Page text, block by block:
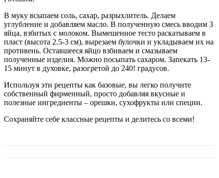
В муку всыпаем соль, сахар, разрыхлитель. Делаем
углубление и добавляем масло. В полученную смесь вводим 3
яйца, взбитых с молоком. Вымешенное тесто раскатываем в
пласт (высота 2.5-3 см), вырезаем булочки и укладываем их на
противень. Оставшееся яйцо взбиваем и смазываем
полученные изделия. Можно посыпать сахаром. Запекать 13-
15 минут в духовке, разогретой до 240! градусов.
Используя эти рецепты как базовые, вы легко получите
собственный фирменный, просто добавляя вкусные и
полезные ингредиенты – орешки, сухофрукты или специи.
Сохраняйте себе классные рецепты и делитесь со всеми!